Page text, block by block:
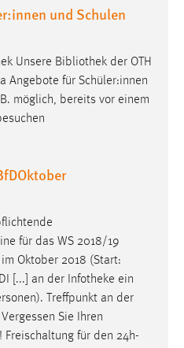
und Schulen
Unsere Bibliothek der OTH
Angebote für Schüler:innen
möglich, bereits vor einem
für das WS 2018/19
Oktober 2018 (Start:
[...] an der Infotheke ein
Treffpunkt an der
Vergessen Sie Ihren
für den 24h-